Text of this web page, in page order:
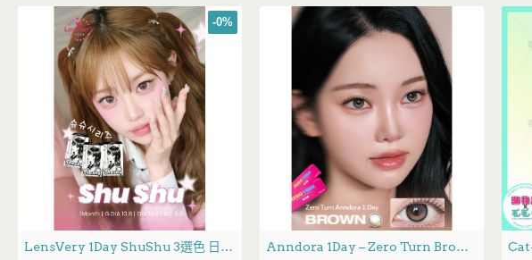
-0%
LensVery 1Day ShuShu 3選色 日拋 每盒10片 Anndora 1Day – Zero Turn Brown安凝亮啡 日拋 10片裝